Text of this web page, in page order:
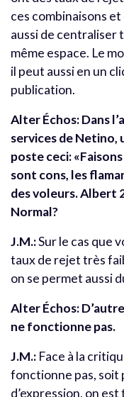
ces combinaisons
aussi de centraliser
même espace. Le
il peut aussi en un
publication.
Alter Échos: Dans
services de Netino,
poste ceci:
sont cons, les
des voleurs. Albert
Normal?
J.M.:Sur le cas que
taux de rejet très
on se permet aussi
Alter Échos:
ne fonctionne pas.
J.M.: Face à la
fonctionne pas, soit
d’expression, on